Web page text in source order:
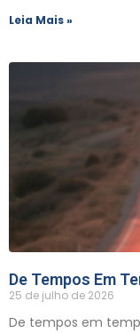
Leia Mais »
De Tempos Em
25 de julho de 2026
De tempos em